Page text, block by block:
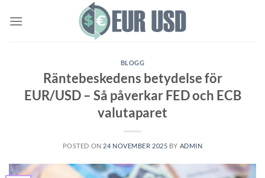
BLOGG
Räntebeskedens betydelse för
EUR/USD – Så påverkar FED och ECB
valutaparet
POSTED ON 24 NOVEMBER 2025 BY ADMIN